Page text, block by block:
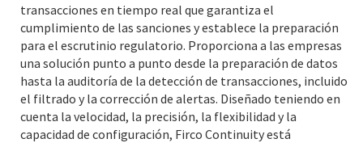
transacciones en tiempo real que garantiza el
cumplimiento de las sanciones y establece la preparación
para el escrutinio regulatorio. Proporciona a las empresas
una solución punto a punto desde la preparación de datos
hasta la auditoría de la detección de transacciones, incluido
el filtrado y la corrección de alertas. Diseñado teniendo en
cuenta la velocidad, la precisión, la flexibilidad y la
capacidad de configuración, Firco Continuity está